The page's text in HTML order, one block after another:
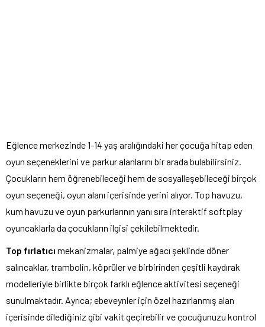
Eğlence merkezinde 1-14 yaş aralığındaki her çocuğa hitap eden
oyun seçeneklerini ve parkur alanlarını bir arada bulabilirsiniz.
Çocukların hem öğrenebileceği hem de sosyalleşebileceği birçok
oyun seçeneği, oyun alanı içerisinde yerini alıyor. Top havuzu,
kum havuzu ve oyun parkurlarının yanı sıra interaktif softplay
oyuncaklarla da çocukların ilgisi çekilebilmektedir.
Top fırlatıcı mekanizmalar, palmiye ağacı şeklinde döner
salıncaklar, trambolin, köprüler ve birbirinden çeşitli kaydırak
modelleriyle birlikte birçok farklı eğlence aktivitesi seçeneği
sunulmaktadır. Ayrıca; ebeveynler için özel hazırlanmış alan
içerisinde dilediğiniz gibi vakit geçirebilir ve çocuğunuzu kontrol